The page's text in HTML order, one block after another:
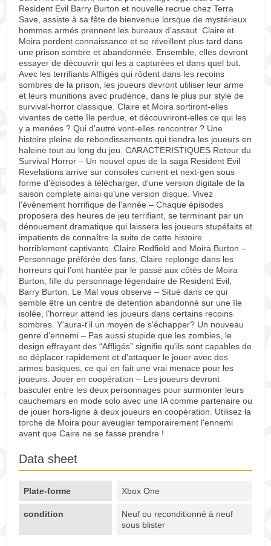
Resident Evil Barry Burton et nouvelle recrue chez Terra
Save, assiste à sa fête de bienvenue lorsque de mystérieux
hommes armés prennent les bureaux d'assaut. Claire et
Moira perdent connaissance et se réveillent plus tard dans
une prison sombre et abandonnée. Ensemble, elles devront
essayer de découvrir qui les a capturées et dans quel but.
Avec les terrifiants Affligés qui rôdent dans les recoins
sombres de la prison, les joueurs devront utiliser leur arme
et leurs munitions avec prudence, dans le plus pur style de
survival-horror classique. Claire et Moira sortiront-elles
vivantes de cette île perdue, et découvriront-elles ce qui les
y a menées ? Qui d'autre vont-elles rencontrer ? Une
histoire pleine de rebondissements qui tiendra les joueurs en
haleine tout au long du jeu. CARACTERISTIQUES Retour du
Survival Horror – Un nouvel opus de la saga Resident Evil
Revelations arrive sur consoles current et next-gen sous
forme d'épisodes à télécharger, d'une version digitale de la
saison complete ainsi qu'une version disque. Vivez
l'événement horrifique de l'année – Chaque épisodes
proposera des heures de jeu terrifiant, se terminant par un
dénouement dramatique qui laissera les joueurs stupéfaits et
impatients de connaître la suite de cette histoire
horriblement captivante. Claire Redfield and Moira Burton –
Personnage préférée des fans, Claire replonge dans les
horreurs qui l'ont hantée par le passé aux côtés de Moira
Burton, fille du personnage légendaire de Resident Evil,
Barry Burton. Le Mal vous observe – Situé dans ce qui
semble être un centre de detention abandonné sur une île
isolée, l'horreur attend les joueurs dans certains recoins
sombres. Y'aura-t'il un moyen de s'échapper? Un nouveau
genre d'ennemi – Pas aussi stupide que les zombies, le
design effrayant des “Affligés” signifie qu'ils sont capables de
se déplacer rapidement et d'attaquer le jouer avec des
armes basiques, ce qui en fait une vrai menace pour les
joueurs. Jouer en coopération – Les joueurs devront
basculer entre les deux personnages pour surmonter leurs
cauchemars en mode solo avec une IA comme partenaire ou
de jouer hors-ligne à deux joueurs en coopération. Utilisez la
torche de Moira pour aveugler temporairement l'ennemi
avant que Caire ne se fasse prendre !
Data sheet
Plate-forme Xbox One
condition
Neuf ou reconditionné à neuf
sous blister